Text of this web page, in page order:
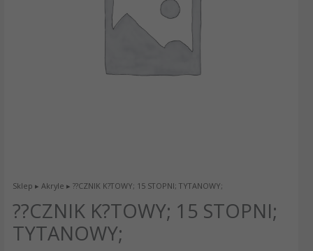
Sklep ▸Akryle ▸ ??CZNIK K?TOWY; 15 STOPNI; TYTANOWY;
??CZNIK K?TOWY; 15 STOPNI;
TYTANOWY;